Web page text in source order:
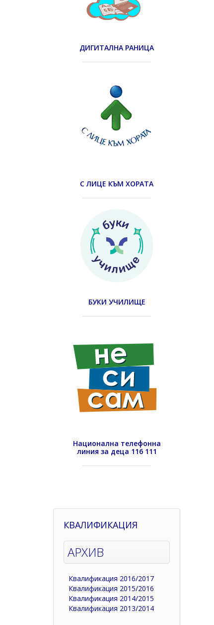
ДИГИТАЛНА РАНИЦА
С ЛИЦЕ КЪМ ХОРАТА
БУКИ УЧИЛИЩЕ
Национална телефонна
линия за деца 116 111
КВАЛИФИКАЦИЯ
АРХИВ
Квалификация 2016/2017
Квалификация 2015/2016
Квалификация 2014/2015
Квалификация 2013/2014